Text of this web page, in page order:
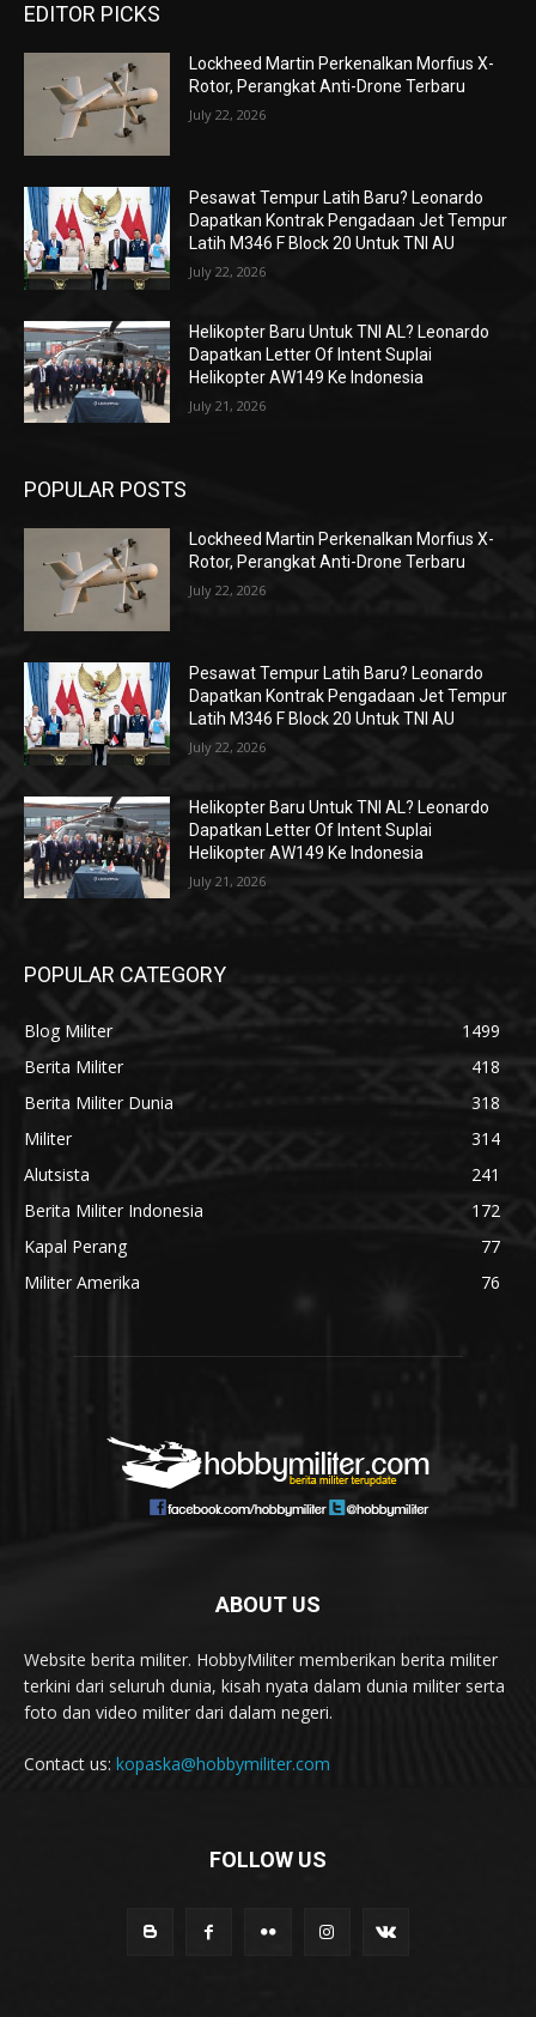
EDITOR PICKS
Lockheed Martin Perkenalkan Morfius X-
Rotor, Perangkat Anti-Drone Terbaru
July 22, 2026
Pesawat Tempur Latih Baru? Leonardo
Dapatkan Kontrak Pengadaan Jet Tempur
Latih M346 F Block 20 Untuk TNI AU
July 22, 2026
Helikopter Baru Untuk TNI AL? Leonardo
Dapatkan Letter Of Intent Suplai
Helikopter AW149 Ke Indonesia
July 21, 2026
POPULAR POSTS
Lockheed Martin Perkenalkan Morfius X-
Rotor, Perangkat Anti-Drone Terbaru
July 22, 2026
Pesawat Tempur Latih Baru? Leonardo
Dapatkan Kontrak Pengadaan Jet Tempur
Latih M346 F Block 20 Untuk TNI AU
July 22, 2026
Helikopter Baru Untuk TNI AL? Leonardo
Dapatkan Letter Of Intent Suplai
Helikopter AW149 Ke Indonesia
July 21, 2026
POPULAR CATEGORY
Blog Militer
1499
Berita Militer
418
Berita Militer Dunia
318
Militer
314
Alutsista
241
Berita Militer Indonesia
172
Kapal Perang
77
Militer Amerika
76
ABOUT US
Website berita militer. HobbyMiliter memberikan berita militer
terkini dari seluruh dunia, kisah nyata dalam dunia militer serta
foto dan video militer dari dalam negeri.
Contact us: kopaska@hobbymiliter.com
FOLLOW US